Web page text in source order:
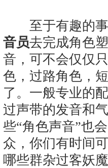
至于有趣的事
音员去完成角色
音，可不会仅仅
色，过路角色，
了。一般专业的
过声带的发音和
些“角色声音”也
众，你们有时间
哪些群杂过客妖